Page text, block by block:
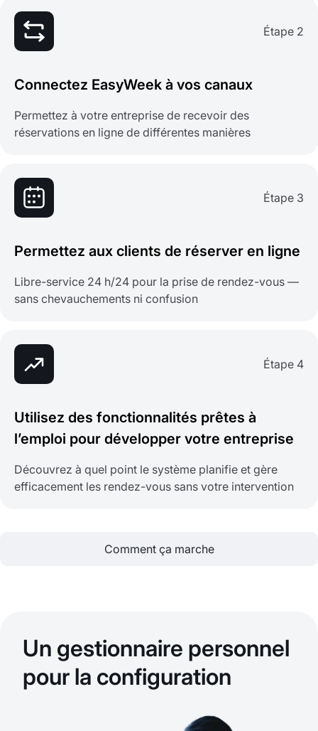
Étape 2
Connectez EasyWeek à vos canaux
Permettez à votre entreprise de recevoir des
réservations en ligne de différentes manières
Étape 3
Permettez aux clients de réserver en ligne
Libre-service 24 h/24 pour la prise de rendez-vous —
sans chevauchements ni confusion
Étape 4
Utilisez des fonctionnalités prêtes à
l’emploi pour développer votre entreprise
Découvrez à quel point le système planifie et gère
efficacement les rendez-vous sans votre intervention
Comment ça marche
Un gestionnaire personnel
pour la configuration